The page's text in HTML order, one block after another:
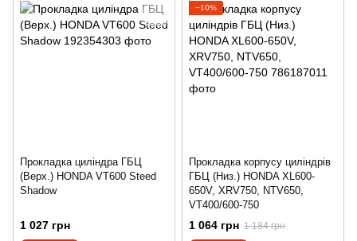
Прокладка циліндра ГБЦ
(Верх.) HONDA VT600 Steed
Shadow
1 027 грн
−10%
Прокладка корпусу циліндрів
ГБЦ (Низ.) HONDA XL600-
650V, XRV750, NTV650,
VT400/600-750
1 064 грн 1 184 грн